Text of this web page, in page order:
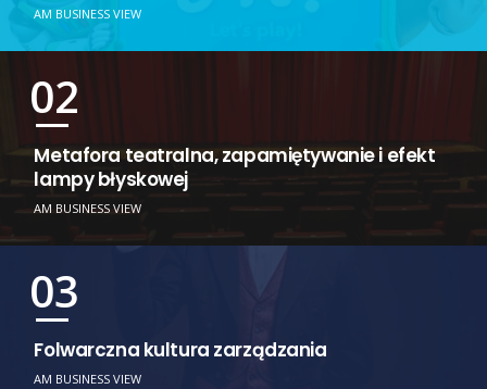
AM BUSINESS VIEW
02
Metafora teatralna, zapamiętywanie i efekt
lampy błyskowej
AM BUSINESS VIEW
03
Folwarczna kultura zarządzania
AM BUSINESS VIEW